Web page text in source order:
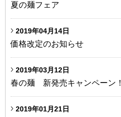
夏の麺フェア
2019年04月14日
価格改定のお知らせ
2019年03月12日
春の麺 新発売キャンペーン！
2019年01月21日